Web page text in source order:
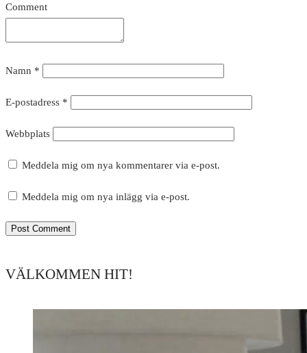
Comment
Namn *
E-postadress *
Webbplats
Meddela mig om nya kommentarer via e-post.
Meddela mig om nya inlägg via e-post.
VÄLKOMMEN HIT!